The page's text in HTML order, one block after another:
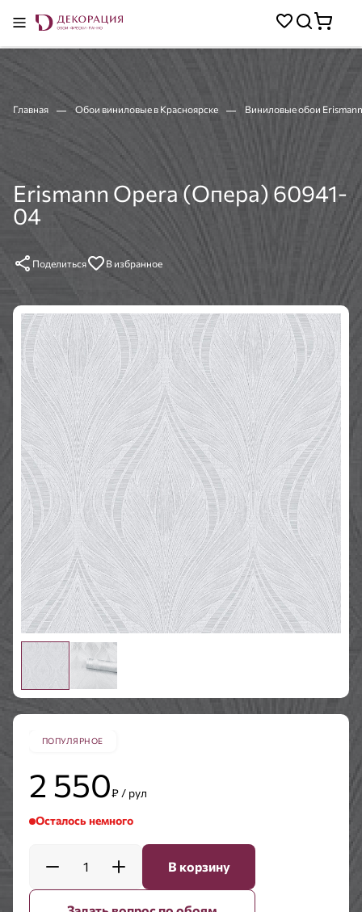
Главная Обои виниловые в Красноярске Виниловые обои
Erismann Opera (Опера) 60941-
04
Поделиться В избранное
ПОПУЛЯРНОЕ
2 550₽ / рул
Осталось немного
1 В корзину